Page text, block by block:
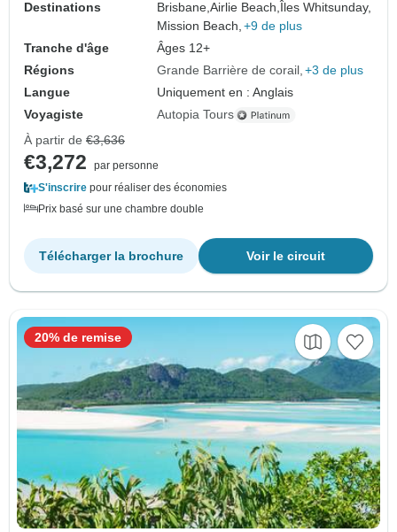
Destinations
Brisbane,Airlie Beach, Îles Whitsunday,
Mission Beach, +9 de plus
Tranche d'âge
Âges 12+
Régions
Grande Barrière de corail +3 de plus
Langue
Uniquement en : Anglais
Voyagiste
Autopia Tours
À partir de €3,636
€3,272
par personne
S'inscrire pour réaliser des économies
Prix basé sur une chambre double
Voir le circuit
Télécharger la brochure
20% de remise